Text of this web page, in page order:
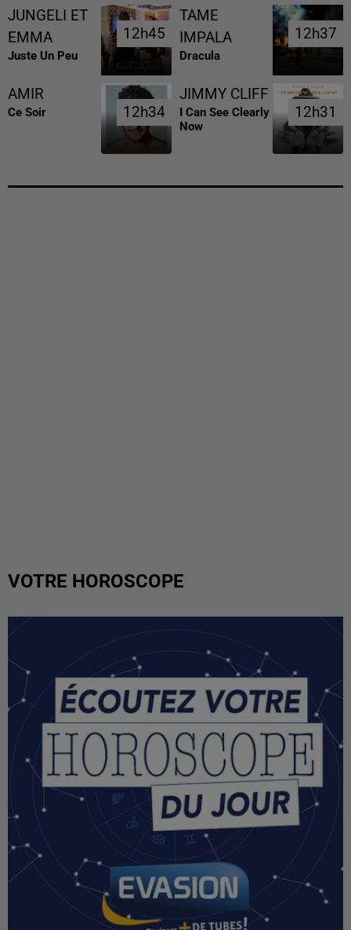
JUNGELI ET
EMMA
Juste Un Peu
12h45
12h45
TAME
IMPALA
Dracula
12h37
12h37
AMIR
Ce Soir 12h34
12h34
JIMMY CLIFF
I Can See Clearly
Now
12h31
12h31
VOTRE HOROSCOPE